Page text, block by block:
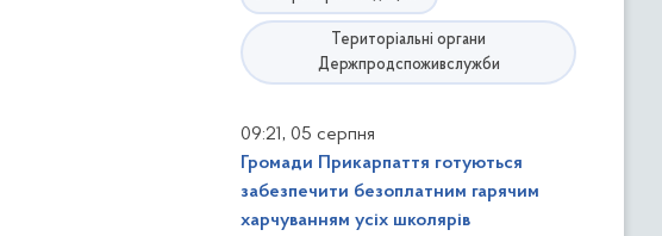
Територіальні органи
Держпродспоживслужби
09:21, 05 серпня
Громади Прикарпаття готуються
забезпечити безоплатним гарячим
харчуванням усіх школярів